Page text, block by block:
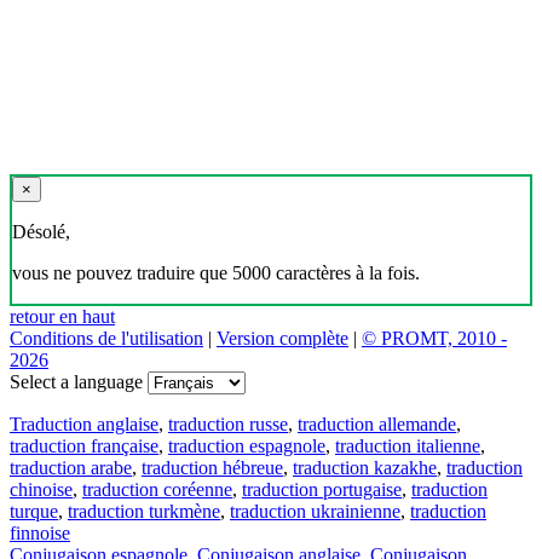
×
Désolé,
vous ne pouvez traduire que 5000 caractères à la fois.
retour en haut
Conditions de l'utilisation | Version complète | © PROMT, 2010 -
2026
Select a language
Traduction anglaise, traduction russe, traduction allemande,
traduction française, traduction espagnole, traduction italienne,
traduction arabe, traduction hébreue, traduction kazakhe, traduction
chinoise, traduction coréenne, traduction portugaise, traduction
turque, traduction turkmène, traduction ukrainienne, traduction
finnoise